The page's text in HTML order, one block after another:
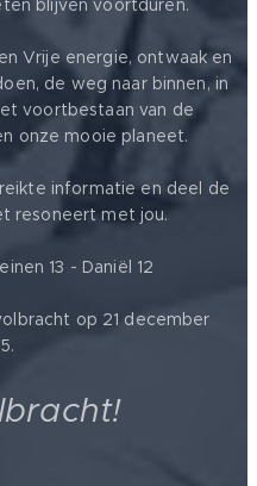
blijven voortduren.
Vrije energie, ontwaak en
de weg naar binnen, in
voortbestaan van de
onze mooie planeet.
informatie en deel de
resoneert met jou.
13 - Daniël 12
op 21 december